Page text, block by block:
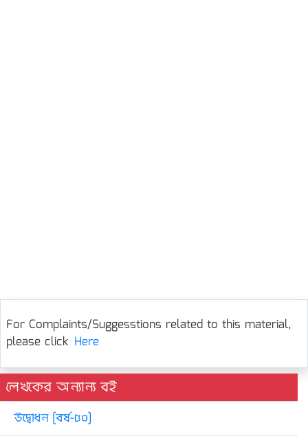
For Complaints/Suggesstions related to this material,
please click Here
লেখকের অন্যান্য বই
উদ্বোধন [বর্ষ-৫০]